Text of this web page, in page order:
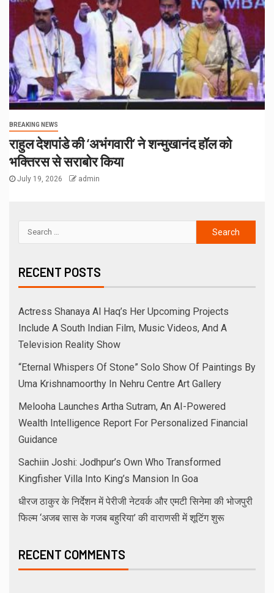
BREAKING NEWS
राहुल देशपांडे की ‘अभंगवारी’ ने शन्मुखानंद हॉल को
भक्तिरस से सराबोर किया
July 19, 2026 admin
RECENT POSTS
Actress Shanaya Al Haq’s Her Upcoming Projects
Include A South Indian Film, Music Videos, And A
Television Reality Show
“Eternal Whispers Of Stone” Solo Show Of Paintings By
Uma Krishnamoorthy In Nehru Centre Art Gallery
Melooha Launches Artha Sutram, An AI-Powered
Wealth Intelligence Report For Personalized Financial
Guidance
Sachiin Joshi: Jodhpur’s Own Who Transformed
Kingfisher Villa Into King’s Mansion In Goa
धीरज ठाकुर के निर्देशन में पेरीजी नेटवर्क और एमटी सिनेमा की भोजपुरी
फिल्म ‘अजब सास के गजब बहुरिया’ की वाराणसी में शूटिंग शुरू
RECENT COMMENTS